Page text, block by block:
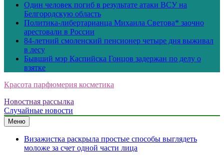
Один человек погиб в результате атаки ВСУ на
Белгородскую область
Политика-либертарианца Михаила Светова* заочно
арестовали в России
84-летний смоленский пенсионер четыре дня выживал
в лесу
Бывший мэр Каспийска Гонцов задержан по делу о
взятке
Красота парфюмерия косметика
Новостная рассылка
Случайные новости
Меню
Визажистка раскрыла простые способы выглядеть
моложе за счет одной части лица